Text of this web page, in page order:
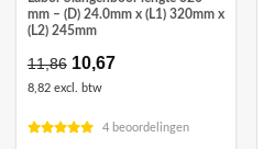
mm – (D) 24.0mm x (L1) 320mm x
(L2) 245mm
11,86 Oorspronkelijke
prijs
was:
10,67Huidige
8,82 excl. btw
4 beoordelingen